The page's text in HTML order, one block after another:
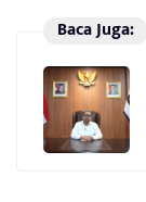
Baca Juga: